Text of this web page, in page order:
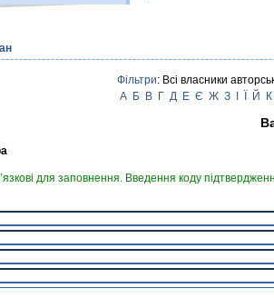
Фільтри: Всі власники
А Б В Г Д Е Є Ж З Й К
для заповнення. Введення коду